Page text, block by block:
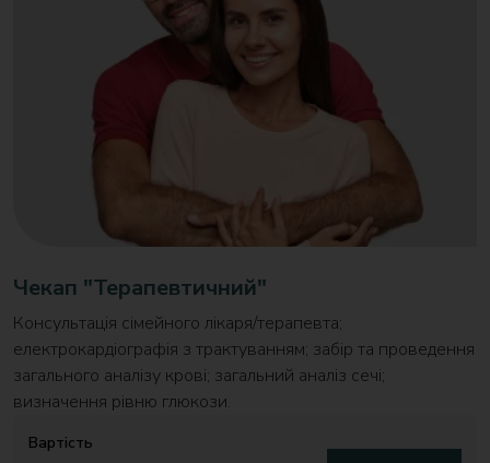
Чекап "Терапевтичний"
Консультація сімейного лікаря/терапевта;
електрокардіографія з трактуванням; забір та проведення
загального аналізу крові; загальний аналіз сечі;
визначення рівню глюкози.
Вартість